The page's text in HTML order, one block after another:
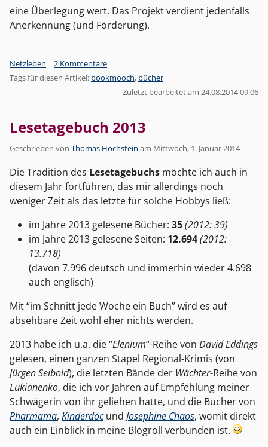
eine Überlegung wert. Das Projekt verdient jedenfalls
Anerkennung (und Förderung).
Kategorien:
Netzleben | 2 Kommentare
Tags für diesen Artikel: bookmooch, bücher
Zuletzt bearbeitet am 24.08.2014 09:06
Lesetagebuch 2013
Geschrieben von Thomas Hochstein am Mittwoch, 1. Januar 2014
Die Tradition des Lesetagebuchs möchte ich auch in
diesem Jahr fortführen, das mir allerdings noch
weniger Zeit als das letzte für solche Hobbys ließ:
im Jahre 2013 gelesene Bücher: 35(2012: 39)
im Jahre 2013 gelesene Seiten: 12.694(2012:
13.718)
(davon 7.996 deutsch und immerhin wieder 4.698
auch englisch)
Mit “im Schnitt jede Woche ein Buch” wird es auf
absehbare Zeit wohl eher nichts werden.
2013 habe ich u.a. die “Elenium“-Reihe von David Eddings
gelesen, einen ganzen Stapel Regional-Krimis (von
Jürgen Seibold), die letzten Bände der Wächter-Reihe von
Lukianenko, die ich vor Jahren auf Empfehlung meiner
Schwägerin von ihr geliehen hatte, und die Bücher von
Pharmama, Kinderdocund Josephine Chaos, womit direkt
auch ein Einblick in meine Blogroll verbunden ist.